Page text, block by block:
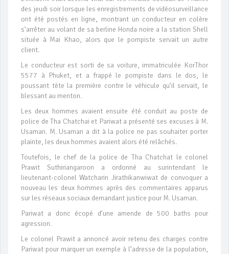
des jeudi soir lorsque les enregistrements de vidéosurveillance
ont été postés en ligne, montrant un conducteur en colère
s’arrêter au volant de sa berline Honda noire a la station Shell
située à Mai Khao, alors que le pompiste servait un autre
client.
Le conducteur est sorti de sa voiture, immatriculée KorThor
5577 à Phuket, et a frappé le pompiste dans le dos, le
poussant tète la première contre le véhicule qu’il servait, le
blessant au menton.
Les deux hommes avaient ensuite été conduit au poste de
police de Tha Chatchai et Pariwat a présenté ses excuses à M.
Usaman. M. Usaman a dit à la police ne pas souhaiter porter
plainte, les deux hommes avaient alors été relâchés.
Toutefois, le chef de la police de Tha Chatchat le colonel
Prawit Suthiriangaroon a ordonné au surintendant le
lieutenant-colonel Watcharin Jirathikanwiwat de convoquer a
nouveau les deux hommes après des commentaires apparus
sur les réseaux sociaux demandant justice pour M. Usaman.
Pariwat a donc écopé d’une amende de 500 baths pour
agression.
Le colonel Prawit a annoncé avoir retenu des charges contre
Pariwat pour marquer un exemple à l’adresse de la population,